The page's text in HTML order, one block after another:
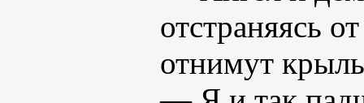
отстраняясь
отнимут